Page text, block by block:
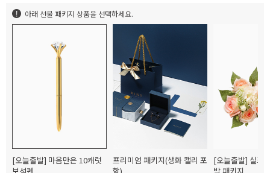
아래 선물 패키지 상품을 선택하세요.
[오늘출발] 마음만은 10캐럿
프리미엄 패키지(생화 캘리 포
[오늘출발] 실크